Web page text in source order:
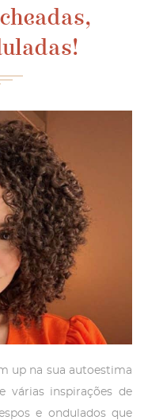
up na sua autoestima
várias inspirações de
e ondulados que